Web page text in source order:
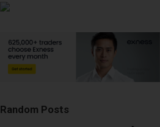
Random Posts